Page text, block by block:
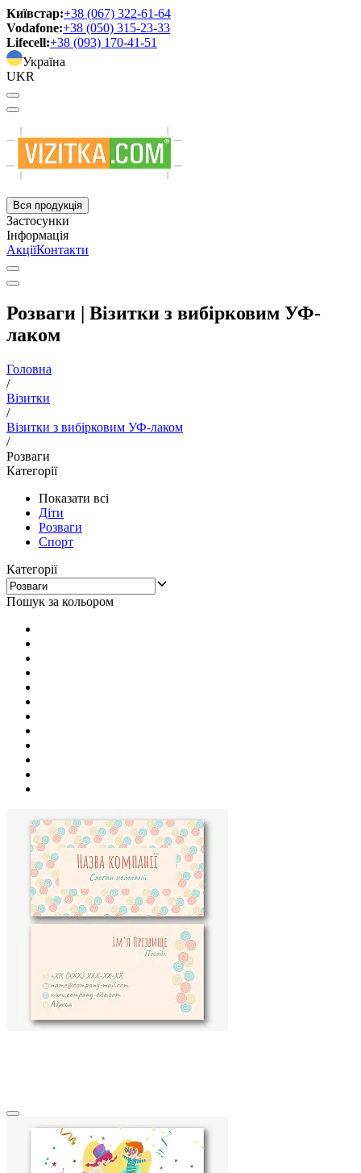
Київстар:+38 (067) 322-61-64
Vodafone:+38 (050) 315-23-33
Lifecell:+38 (093) 170-41-51
Україна
UKR
Вся продукція
Застосунки
Інформація
АкціїКонтакти
Розваги | Візитки з вибірковим УФ-
лаком
Головна
/
Візитки
/
Візитки з вибірковим УФ-лаком
/
Розваги
Категорії
Показати всі
Діти
Розваги
Спорт
Категорії
Пошук за кольором